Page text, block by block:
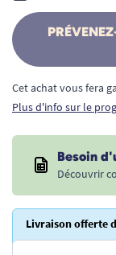
Cet achat vous fera
Plus d'info sur le
Besoin
Découvrir
Livraison offerte